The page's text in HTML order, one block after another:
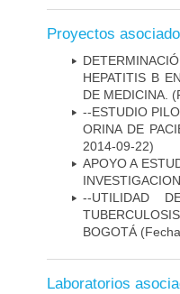
Proyectos
HEPATITIS B
DE MEDICINA.
--ESTUDIO
ORINA DE
2014-09-22)
APOYO A
--UTILIDAD
BOGOTÁ
Laboratorios